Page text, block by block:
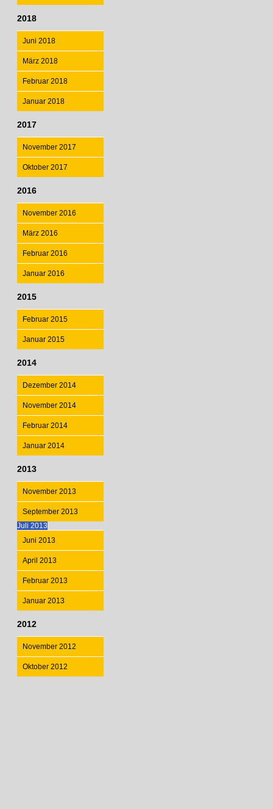
2018
Juni 2018
März 2018
Februar 2018
Januar 2018
2017
November 2017
Oktober 2017
2016
November 2016
März 2016
Februar 2016
Januar 2016
2015
Februar 2015
Januar 2015
2014
Dezember 2014
November 2014
Februar 2014
Januar 2014
2013
November 2013
September 2013
Juli 2013
Juni 2013
April 2013
Februar 2013
Januar 2013
2012
November 2012
Oktober 2012